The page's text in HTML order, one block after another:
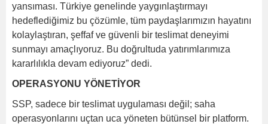
yansıması. Türkiye genelinde yaygınlaştırmayı
hedeflediğimiz bu çözümle, tüm paydaşlarımızın hayatını
kolaylaştıran, şeffaf ve güvenli bir teslimat deneyimi
sunmayı amaçlıyoruz. Bu doğrultuda yatırımlarımıza
kararlılıkla devam ediyoruz” dedi.
OPERASYONU YÖNETİYOR
SSP, sadece bir teslimat uygulaması değil; saha
operasyonlarını uçtan uca yöneten bütünsel bir platform.